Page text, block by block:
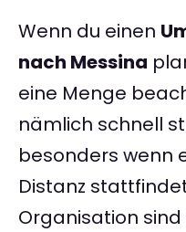
Wenn du einen
nach Messina
eine Menge
nämlich schnell
besonders wenn
Distanz
Organisation